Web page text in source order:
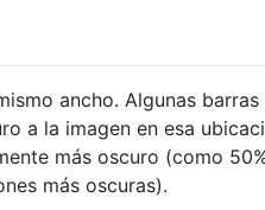
ancho. Algunas barras
a la imagen en esa
más oscuro (como
más oscuras).